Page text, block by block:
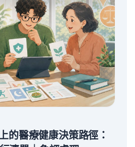
的醫療健康決策路徑：